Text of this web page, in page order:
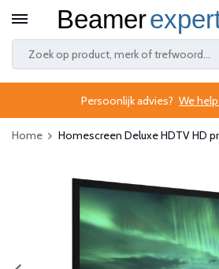
Persoonlijk advies? We
Home Homescreen Deluxe HDTV HD